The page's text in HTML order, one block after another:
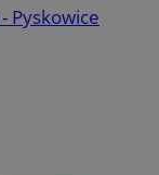
Pyskowice